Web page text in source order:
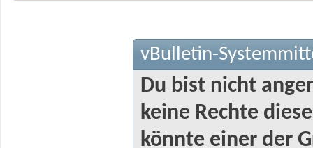
vBulletin-
Du bist nicht
keine Rechte
könnte einer der